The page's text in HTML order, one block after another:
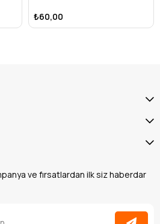
₺60,00
ve fırsatlardan ilk siz haberdar